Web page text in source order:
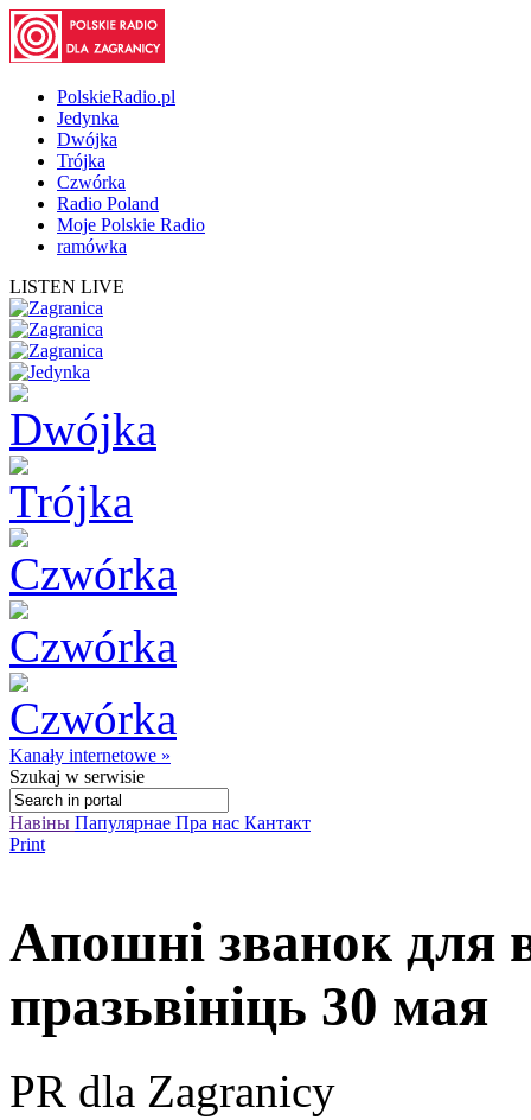
PolskieRadio.pl
Jedynka
Dwójka
Trójka
Czwórka
Radio Poland
Moje Polskie Radio
ramówka
LISTEN LIVE
Kanały internetowe »
Szukaj w serwisie
Навіны Папулярнае Пра нас Кантакт
Print
Апошні званок для
празьвініць 30 мая
PR dla Zagranicy